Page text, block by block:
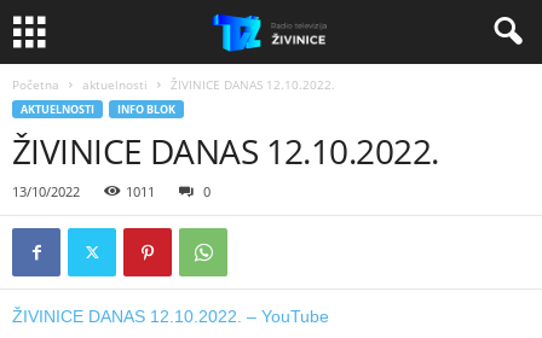
Početna aktuelnosti ŽIVINICE DANAS 12.10.2022.
AKTUELNOSTI INFO BLOK
ŽIVINICE DANAS 12.10.2022.
13/10/2022 1011 0
ŽIVINICE DANAS 12.10.2022. – YouTube